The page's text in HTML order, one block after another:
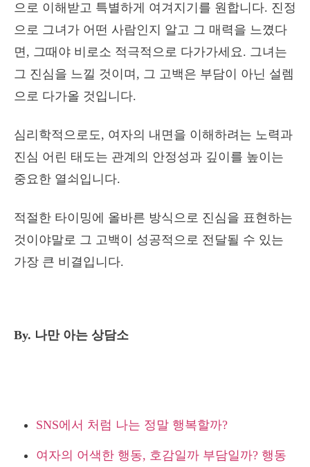
으로 이해받고 특별하게 여겨지기를 원합니다. 진정
으로 그녀가 어떤 사람인지 알고 그 매력을 느꼈다
면, 그때야 비로소 적극적으로 다가가세요. 그녀는
그 진심을 느낄 것이며, 그 고백은 부담이 아닌 설렘
으로 다가올 것입니다.
심리학적으로도, 여자의 내면을 이해하려는 노력과
진심 어린 태도는 관계의 안정성과 깊이를 높이는
중요한 열쇠입니다.
적절한 타이밍에 올바른 방식으로 진심을 표현하는
것이야말로 그 고백이 성공적으로 전달될 수 있는
가장 큰 비결입니다.
By. 나만 아는 상담소
SNS에서 처럼 나는 정말 행복할까?
여자의 어색한 행동, 호감일까 부담일까? 행동